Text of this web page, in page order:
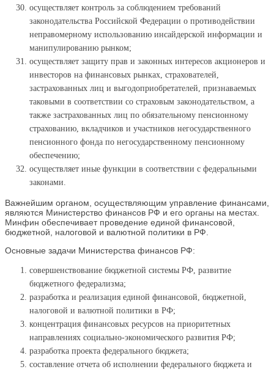
осуществляет контроль за соблюдением требований
законодательства Российской Федерации о противодействии
неправомерному использованию инсайдерской информации и
манипулированию рынком;
осуществляет защиту прав и законных интересов акционеров и
инвесторов на финансовых рынках, страхователей,
застрахованных лиц и выгодоприобретателей, признаваемых
таковыми в соответствии со страховым законодательством, а
также застрахованных лиц по обязательному пенсионному
страхованию, вкладчиков и участников негосударственного
пенсионного фонда по негосударственному пенсионному
обеспечению;
осуществляет иные функции в соответствии с федеральными
законами.
Важнейшим органом, осуществляющим управление финансами,
являются Министерство финансов РФ и его органы на местах.
Минфин обеспечивает проведение единой финансовой,
бюджетной, налоговой и валютной политики в РФ.
Основные задачи Министерства финансов РФ:
совершенствование бюджетной системы РФ, развитие
бюджетного федерализма;
разработка и реализация единой финансовой, бюджетной,
налоговой и валютной политики в РФ;
концентрация финансовых ресурсов на приоритетных
направлениях социально-экономического развития РФ;
разработка проекта федерального бюджета;
составление отчета об исполнении федерального бюджета и